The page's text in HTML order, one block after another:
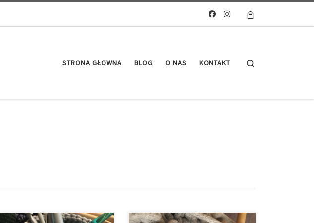
STRONA GŁOWNA BLOG O NAS KONTAKT